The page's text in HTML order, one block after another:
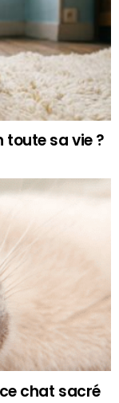
toute sa vie ?
chat sacré